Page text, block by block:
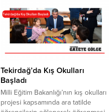
bildirildi.
Tekirdağ’da Kış Okulları
Başladı
Milli Eğitim Bakanlığı’nın kış okulları
projesi kapsamında ara tatilde